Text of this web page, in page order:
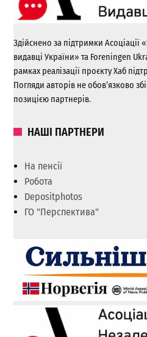
Здійснено за підтримки Асоціації
видавці України» та Foreningen
рамках реалізації проєкту Хаб
Погляди авторів не обов’язково
позицією партнерів.
НАШІ ПАРТНЕРИ
На пенсії
Робота
Depositphotos
ГО "Перспектива"